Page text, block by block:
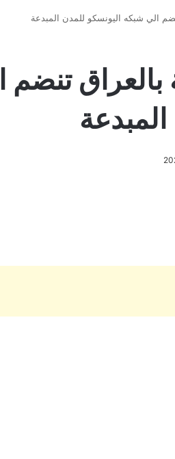
الي شبكه اليونسكو للمدن المبدعة
بالعراق